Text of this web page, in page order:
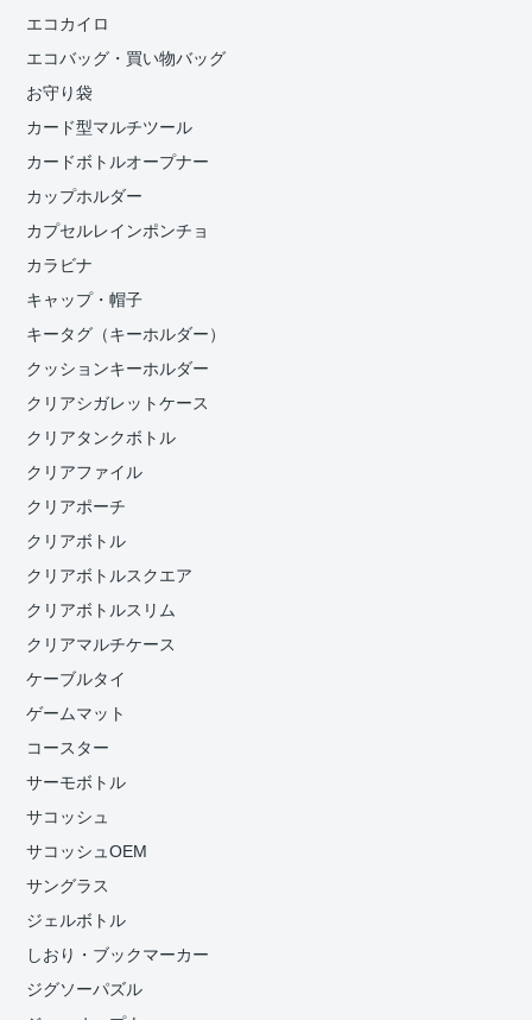
エコカイロ
エコバッグ・買い物バッグ
お守り袋
カード型マルチツール
カードボトルオープナー
カップホルダー
カプセルレインポンチョ
カラビナ
キャップ・帽子
キータグ（キーホルダー）
クッションキーホルダー
クリアシガレットケース
クリアタンクボトル
クリアファイル
クリアポーチ
クリアボトル
クリアボトルスクエア
クリアボトルスリム
クリアマルチケース
ケーブルタイ
ゲームマット
コースター
サーモボトル
サコッシュ
サコッシュOEM
サングラス
ジェルボトル
しおり・ブックマーカー
ジグソーパズル